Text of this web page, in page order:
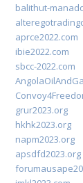
balithut-
aprce2022.com
ibie2022.com
sbcc-2022.com
grur2023.org
hkhk2023.org
napm2023.org
apsdfd2023.org